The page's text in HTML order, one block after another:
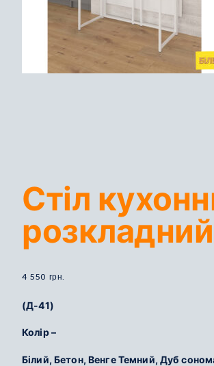
Стіл
розкладний
4 550 грн.
(Д-41)
Колір –
Білий, Бетон, Венге Темний, Дуб